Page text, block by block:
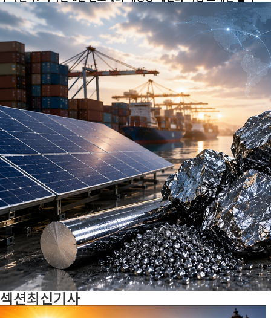
리콘 관련 수입품에 최저수입가격을 설정하고 15%의 관세를 부과
하는 조치를 발표했다. 시행은 오는 12월 4일부터다. 태양광 공급망
의 특정 국가 의존도를 낮추고 자국 산업 기반을 보호한다는 것이 핵
심 취지다. 그러나 중국 기업에 미치는 직접적인 영향은 제한적일 가
능성이 있다. 미국은 2022년 위구르 강제노동방지법(UFLPA) 시행
이후 중국산 폴리실리콘의 유입을 강하게 제한해 왔다. 이에 따라 새
로운 무역 장벽의 부담이 중국보다 미국 시장에 소재를 공급하는 독
일과 한국...
섹션최신기사